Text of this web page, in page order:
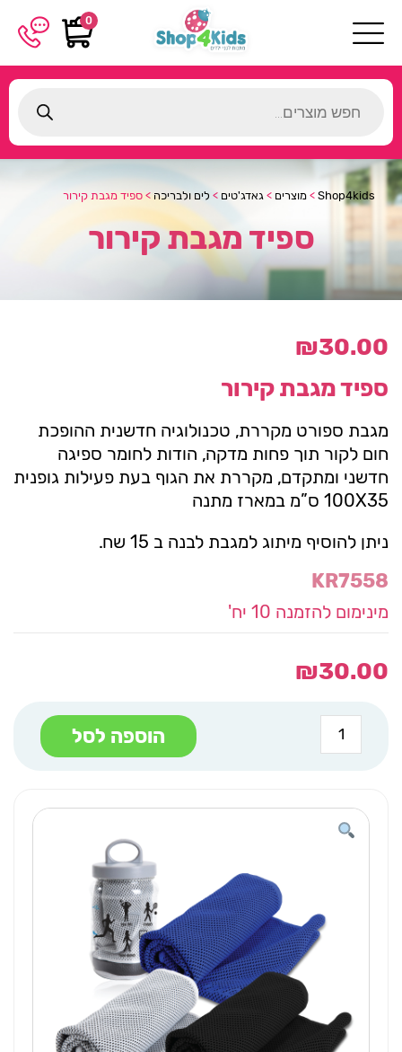
0
search
Shop4kids
> מוצרים > גאדג'טים > לים ולבריכה > ספיד מגבת קירור
ספיד מגבת קירור
₪30.00
ספיד מגבת קירור
מגבת ספורט מקררת, טכנולוגיה חדשנית ההופכת
חום לקור תוך פחות מדקה, הודות לחומר ספיגה
חדשני ומתקדם, מקררת את הגוף בעת פעילות גופנית
100X35 ס”מ במארז מתנה
ניתן להוסיף מיתוג למגבת לבנה ב 15 שח.
KR7558
מינימום להזמנה 10 יח'
₪30.00
כמות
של
ספיד
הוספה לסל